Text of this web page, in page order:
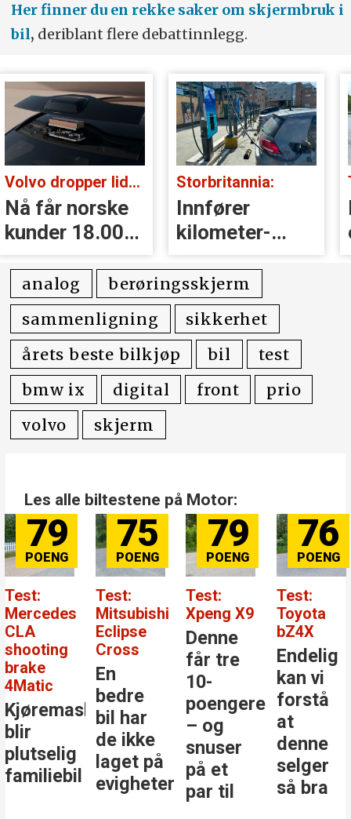
Her finner du en rekke saker om skjermbruk i
bil, deriblant flere debattinnlegg.
Volvo dropper lidar for godt:
Nå får norske
kunder 18.000
kr i erstatning
Storbritannia:
Innfører
kilometer­
avgift for
elbiler
analog
berøringsskjerm
sammenligning
sikkerhet
årets beste bilkjøp
bil
test
bmw ix
digital front
prio
volvo
skjerm
Les alle biltestene på Motor:
79
Test:
Mercedes
CLA
shooting
brake
4Matic
Kjøremaskinen
blir
plutselig
familiebil
75
Test:
Mitsubishi
Eclipse
Cross
En
bedre
bil har
de ikke
laget på
evigheter
79
Test:
Xpeng X9
Denne
får tre
10-
poengere
– og
snuser
på et
par til
76
Test:
Toyota
bZ4X
Endelig
kan vi
forstå
at
denne
selger
så bra